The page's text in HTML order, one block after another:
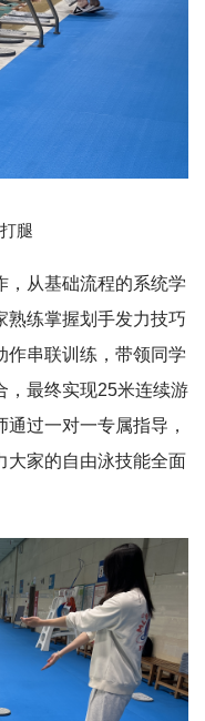
腿
，从基础流程的系统学
熟练掌握划手发力技巧
作串联训练，带领同学
，最终实现25米连续游
过一对一专属指导，
大家的自由泳技能全面